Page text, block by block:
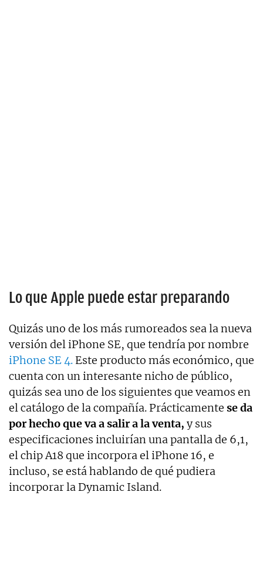
Lo que Apple puede estar preparando
Quizás uno de los más rumoreados sea la nueva
versión del iPhone SE, que tendría por nombre
iPhone SE 4. Este producto más económico, que
cuenta con un interesante nicho de público,
quizás sea uno de los siguientes que veamos en
el catálogo de la compañía. Prácticamente se da
por hecho que va a salir a la venta, y sus
especificaciones incluirían una pantalla de 6,1,
el chip A18 que incorpora el iPhone 16, e
incluso, se está hablando de qué pudiera
incorporar la Dynamic Island.